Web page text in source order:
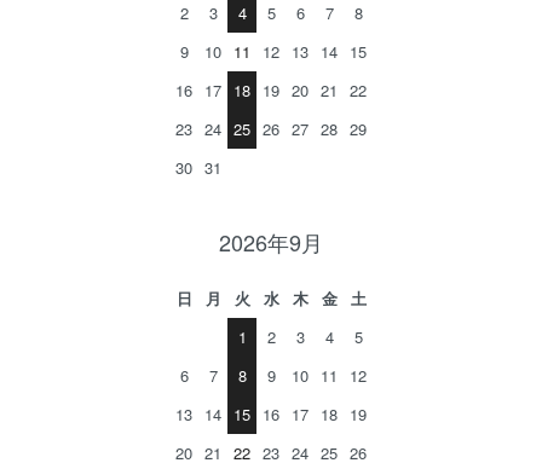
2
3 4 5 6 7
8
9
10 11 12 13 14 15
16 17 18 19 20 21
22
23 24 25 26 27 28 29
30 31
2026年9月
日 月 火 水 木 金
土
1
2 3 4
5
6
7 8 9 10 11
12
13 14 15 16 17 18 19
20 21 22 23 24 25 26